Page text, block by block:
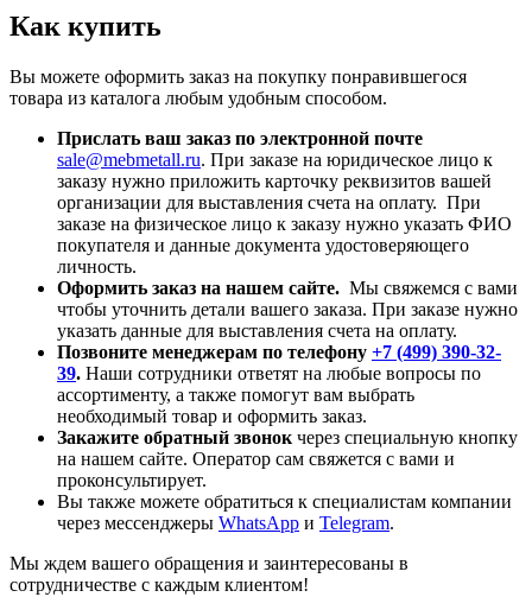
Как купить
Вы можете оформить заказ на покупку понравившегося
товара из каталога любым удобным способом.
Прислать ваш заказ по электронной почте
sale@mebmetall.ru. При заказе на юридическое лицо к
заказу нужно приложить карточку реквизитов вашей
организации для выставления счета на оплату. При
заказе на физическое лицо к заказу нужно указать ФИО
покупателя и данные документа удостоверяющего
личность.
Оформить заказ на нашем сайте. Мы свяжемся с вами
чтобы уточнить детали вашего заказа. При заказе нужно
указать данные для выставления счета на оплату.
Позвоните менеджерам по телефону +7 (499) 390-32-
39. Наши сотрудники ответят на любые вопросы по
ассортименту, а также помогут вам выбрать
необходимый товар и оформить заказ.
Закажите обратный звонок через специальную кнопку
на нашем сайте. Оператор сам свяжется с вами и
проконсультирует.
Вы также можете обратиться к специалистам компании
через мессенджеры WhatsApp и Telegram.
Мы ждем вашего обращения и заинтересованы в
сотрудничестве с каждым клиентом!